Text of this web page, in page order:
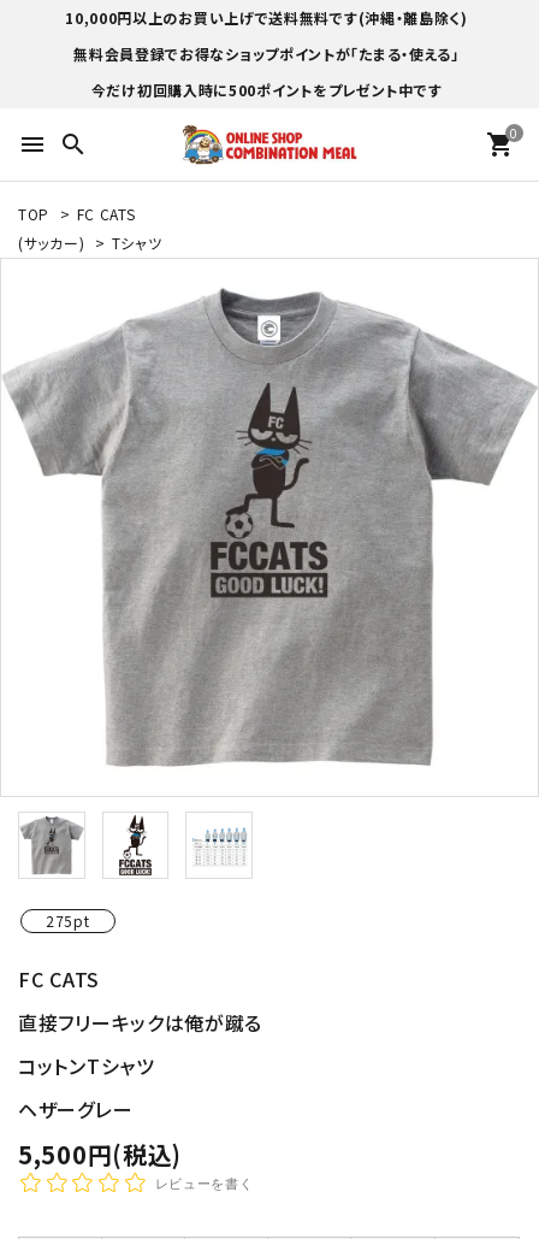
10,000円以上のお買い上げで送料無料です(沖縄・離島除く)
無料会員登録でお得なショップポイントが「たまる・使える」
今だけ初回購入時に500ポイントをプレゼント中です
menu search 0
shopping_cart
TOP > FC CATS
(サッカー)
> Tシャツ
275pt
FC CATS
直接フリーキックは俺が蹴る
コットンTシャツ
ヘザーグレー
5,500円(税込)
レビューを書く